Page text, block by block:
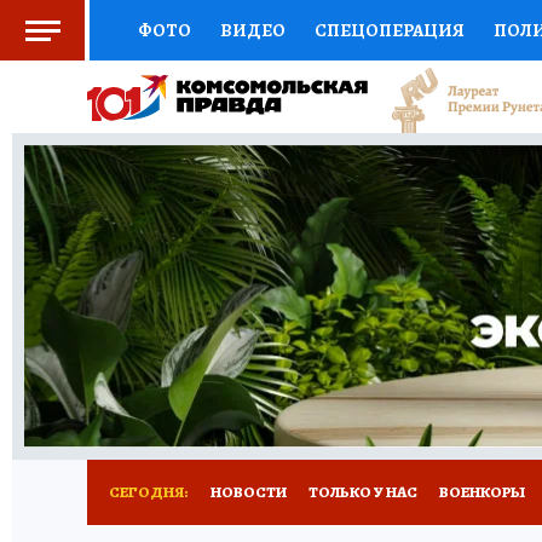
ФОТО ВИДЕО СПЕЦОПЕРАЦИЯ
СОЦПОДДЕРЖКА НАУКА СПОРТ
ВЫБОР ЭКСПЕРТОВ ДОКТОР
КНИЖНАЯ ПОЛКА ПРОГНОЗЫ НА СПОРТ
ПРЕСС-ЦЕНТР НЕДВИЖИМОСТЬ
РАДИО КП РЕКЛАМА ТЕСТЫ НОВОЕ
СЕГОДНЯ: НОВОСТИ ТОЛЬКО У НАС ВОЕНКОРЫ